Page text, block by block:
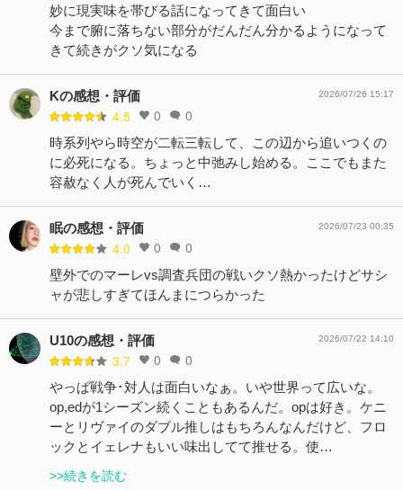
妙に現実味を帯びる話になってきて面白い
今まで腑に落ちない部分がだんだん分かるようになって
きて続きがクソ気になる
Kの感想・評価
4.5 0 0
2026/07/26 15:17
時系列やら時空が二転三転して、この辺から追いつくの
に必死になる。ちょっと中弛みし始める。ここでもまた
容赦なく人が死んでいく…
眠の感想・評価
4.0 0 0
2026/07/23 00:35
壁外でのマーレvs調査兵団の戦いクソ熱かったけどサシ
ャが悲しすぎてほんまにつらかった
U10の感想・評価
3.7 0 0
2026/07/22 14:10
やっぱ戦争･対人は面白いなぁ。いや世界って広いな。
op,edが1シーズン続くこともあるんだ。opは好き。ケニ
ーとリヴァイのダブル推しはもちろんなんだけど、フロ
ックとイェレナもいい味出してて推せる。使…
>>続きを読む